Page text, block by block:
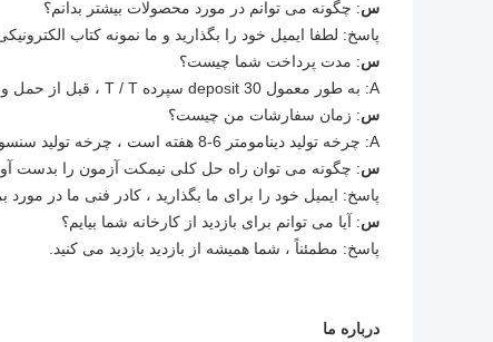
س: چگونه می توانم در مورد محصولات بیشتر بدانم؟
پاسخ: لطفا ایمیل خود را بگذارید و ما نمونه کتاب
س: مدت پرداخت شما چیست؟
A: به طور معمول 30 deposit سپرده T / T ، قبل از حمل و نقل به طور کامل پرداخت کنید.
س: زمان سفارشات من چیست؟
A: چرخه تولید دینامومتر 6-8 هفته است ، چرخه تولید سنسور 2-3 هفته است ، سایر محصولات لطفا با ما تماس بگیرید.
س: چگونه می توان راه حل کلی نیمکت آزمون را بدست
پاسخ: ایمیل خود را برای ما بگذارید ، کادر فنی ما در مورد
س: آیا می توانم برای بازدید از کارخانه شما بیایم؟
پاسخ: مطمئناً ، شما همیشه از بازدید بازدید می کنید.
درباره ما